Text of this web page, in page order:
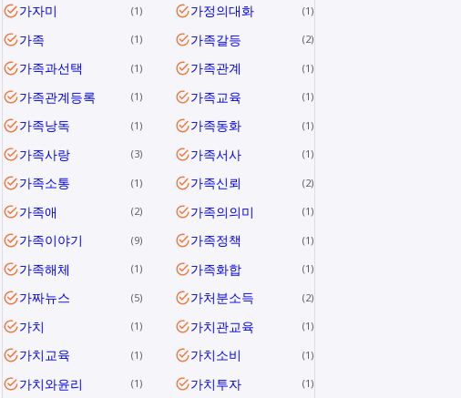
가자미 1 가정의대화 1
가족 1 가족갈등 2
가족과선택 1 가족관계 1
가족관계등록 1 가족교육 1
가족낭독 1 가족동화 1
가족사랑 3 가족서사 1
가족소통 1 가족신뢰 2
가족애 2 가족의의미 1
가족이야기 9 가족정책 1
가족해체 1 가족화합 1
가짜뉴스 5 가처분소득 2
가치 1 가치관교육 1
가치교육 1 가치소비 1
가치와윤리 1 가치투자 1